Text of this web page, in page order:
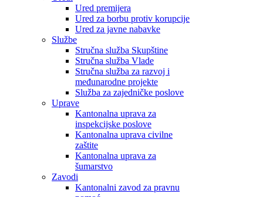
Ured premijera
Ured za borbu protiv korupcije
Ured za javne nabavke
Službe
Stručna služba Skupštine
Stručna služba Vlade
Stručna služba za razvoj i
međunarodne projekte
Služba za zajedničke poslove
Uprave
Kantonalna uprava za
inspekcijske poslove
Kantonalna uprava civilne
zaštite
Kantonalna uprava za
šumarstvo
Zavodi
Kantonalni zavod za pravnu